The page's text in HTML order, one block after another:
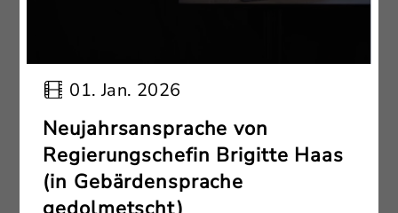
01. Jan. 2026
Neujahrsansprache von
Regierungschefin Brigitte Haas
(in Gebärdensprache